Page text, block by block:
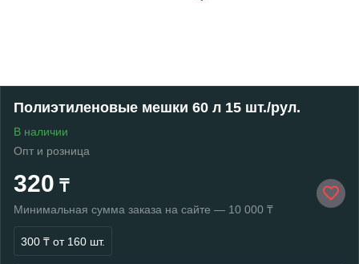
Полиэтиленовые мешки 60 л 15 шт./рул.
В наличии
Опт и розница
320 ₸
Минимальная сумма заказа на сайте — 10 000 ₸
300 ₸ от 160 шт.